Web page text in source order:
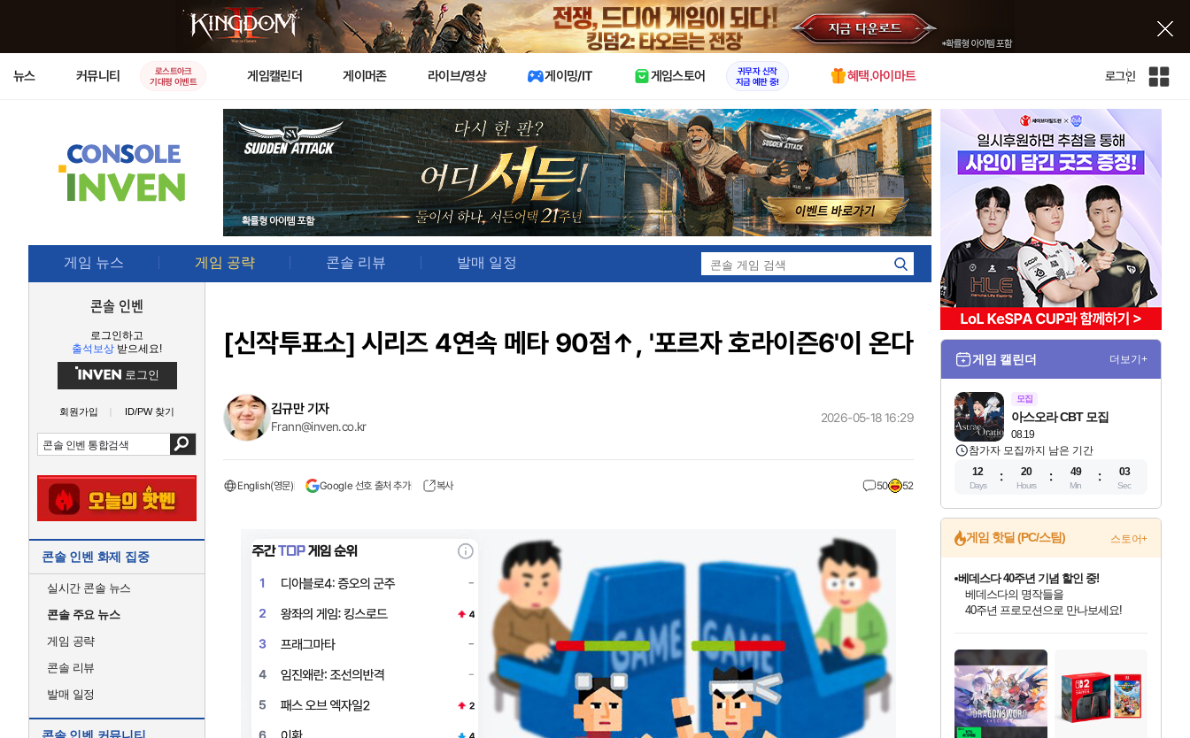
X
뉴스 커뮤니티
로스트아크
기대평 이벤트
게임캘린더 게이머존 라이브/영상 게이밍/IT 게임스토어
귀무자 신작
지금 예판 중!
혜택.아이마트 로그인
인
트
게임 뉴스 게임 공략 콘솔 리뷰 발매 일정
콘솔 인벤
로그인하고
출석보상 받으세요!
로그인
회원가입 ID/PW 찾기
콘솔 인벤 화제 집중
실시간 콘솔 뉴스
콘솔 주요 뉴스
게임 공략
콘솔 리뷰
발매 일정
[신작투표소] 시리즈 4연속 메타 90점↑, '포르자 호라이즌6'이 온다
김규만 기자
Frann@inven.co.kr
English(영문) Google 선호 출처 추가 복사 50 52
2026-05-18 16:29
게임 캘린더 더보기+
모집
08.19
아스오라 CBT 모집
참가자 모집까지 남은 기간
12
Days
20
Hours
49
Min
02
Sec
게임 핫딜 (PC/스팀) 스토어+
최대 90% 할인가를 만나보세요!
네이버혜택과 함께 만나보세요!
50%할인&추가 적립까지!
이니&베니 혜택까지!
네이버 혜택가와 함께 예약하세요!
할인&네이버혜택으로 만나보세요!
네이버페이 혜택과 만나보세요!
40주년 프로모션으로 만나보세요!
마블 투혼 파이팅 소울즈 예약 판매 중!
마블 히어로 총 출동&화려한 격투!
네이버 포인트 혜택까지!
할인가에 만나보세요!
일부 에디션 상시 할인!
혜택으로 예약 판매 중
편안하게 충전하세요